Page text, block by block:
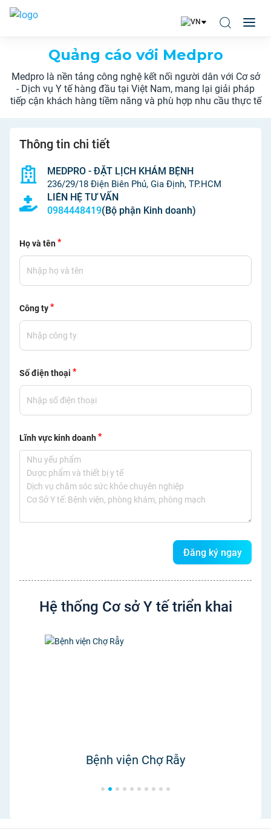
Quảng cáo với Medpro
Medpro là nền tảng công nghệ kết nối người dân với Cơ sở
- Dịch vụ Y tế hàng đầu tại Việt Nam, mang lại giải pháp
tiếp cận khách hàng tiềm năng và phù hợp nhu cầu thực tế
Thông tin chi tiết
MEDPRO - ĐẶT LỊCH KHÁM BỆNH
236/29/18 Điện Biên Phủ, Gia Định, TP.HCM
LIÊN HỆ TƯ VẤN
0984448419(Bộ phận Kinh doanh)
Họ và tên*
Công ty*
Số điện thoại *
Lĩnh vực kinh doanh*
Đăng ký ngay
Hệ thống Cơ sở Y tế triển khai
Bệnh viện Chợ Rẫy